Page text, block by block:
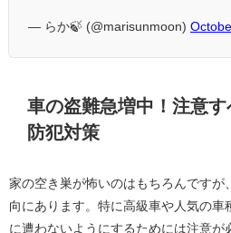
— らか🍃 (@marisunmoon)
車の盗難急増中！注意
防犯対策
家の空き巣が怖いのはもちろんですが
向にあります。特に高級車や人気の車
に遭わないようにするためには注意が